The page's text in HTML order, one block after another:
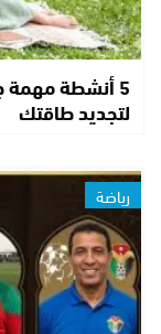
5 أنشطة مهمة
لتجديد طاقتك
رياضة